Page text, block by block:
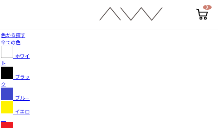
カ
0
色から探す
全ての色
ホワイ
ト
ブラッ
ク
ブルー
イエロ
ー